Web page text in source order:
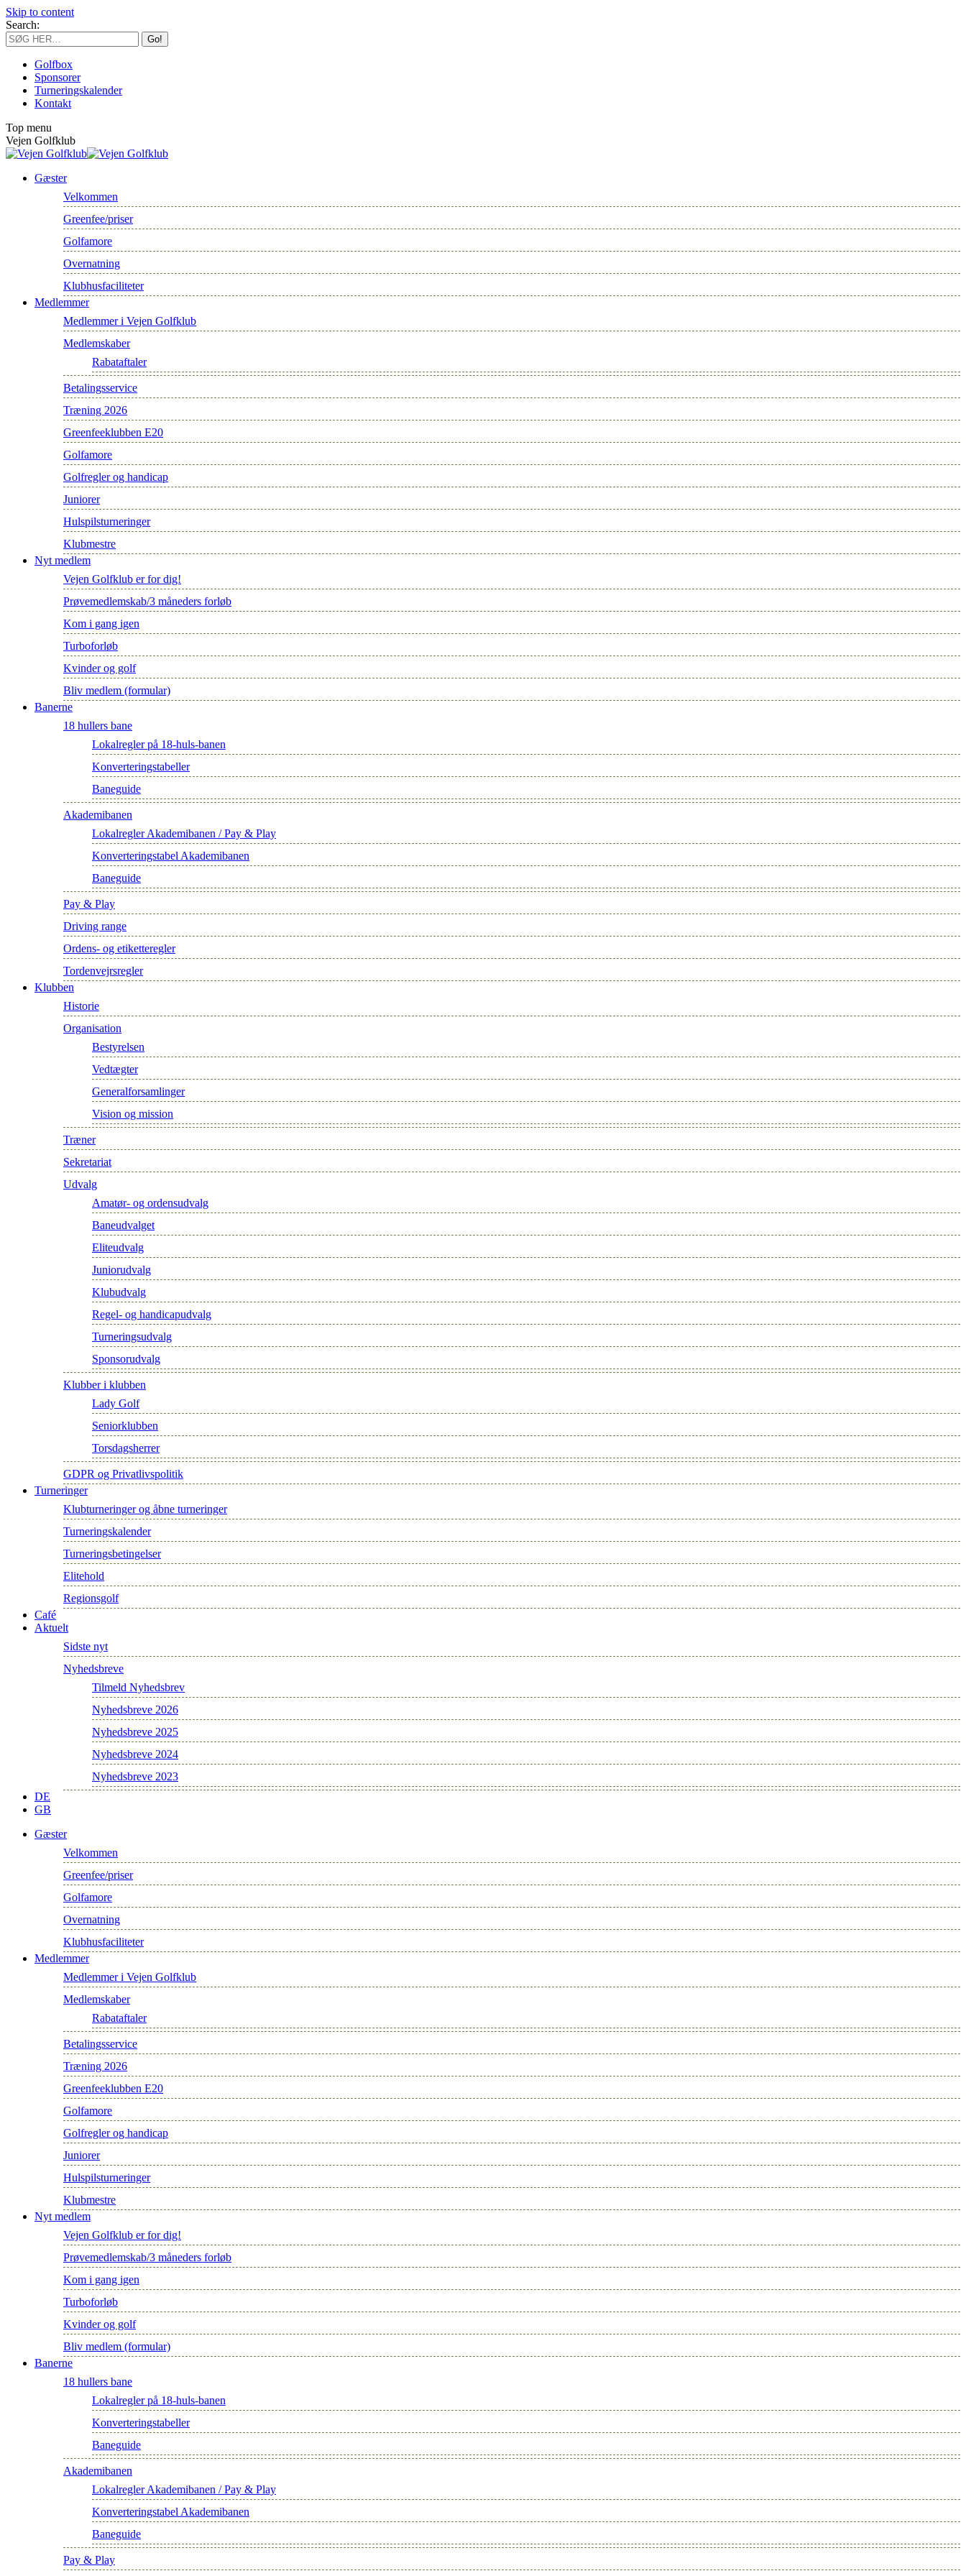
Skip to content
Search:
Golfbox
Sponsorer
Turneringskalender
Kontakt
Top menu
Vejen Golfklub
Gæster
Velkommen
Greenfee/priser
Golfamore
Overnatning
Klubhusfaciliteter
Medlemmer
Medlemmer i Vejen Golfklub
Medlemskaber
Rabataftaler
Betalingsservice
Træning 2026
Greenfeeklubben E20
Golfamore
Golfregler og handicap
Juniorer
Hulspilsturneringer
Klubmestre
Nyt medlem
Vejen Golfklub er for dig!
Prøvemedlemskab/3 måneders forløb
Kom i gang igen
Turboforløb
Kvinder og golf
Bliv medlem (formular)
Banerne
18 hullers bane
Lokalregler på 18-huls-banen
Konverteringstabeller
Baneguide
Akademibanen
Lokalregler Akademibanen / Pay & Play
Konverteringstabel Akademibanen
Baneguide
Pay & Play
Driving range
Ordens- og etiketteregler
Tordenvejrsregler
Klubben
Historie
Organisation
Bestyrelsen
Vedtægter
Generalforsamlinger
Vision og mission
Træner
Sekretariat
Udvalg
Amatør- og ordensudvalg
Baneudvalget
Eliteudvalg
Juniorudvalg
Klubudvalg
Regel- og handicapudvalg
Turneringsudvalg
Sponsorudvalg
Klubber i klubben
Lady Golf
Seniorklubben
Torsdagsherrer
GDPR og Privatlivspolitik
Turneringer
Klubturneringer og åbne turneringer
Turneringskalender
Turneringsbetingelser
Elitehold
Regionsgolf
Café
Aktuelt
Sidste nyt
Nyhedsbreve
Tilmeld Nyhedsbrev
Nyhedsbreve 2026
Nyhedsbreve 2025
Nyhedsbreve 2024
Nyhedsbreve 2023
DE
GB
Gæster
Velkommen
Greenfee/priser
Golfamore
Overnatning
Klubhusfaciliteter
Medlemmer
Medlemmer i Vejen Golfklub
Medlemskaber
Rabataftaler
Betalingsservice
Træning 2026
Greenfeeklubben E20
Golfamore
Golfregler og handicap
Juniorer
Hulspilsturneringer
Klubmestre
Nyt medlem
Vejen Golfklub er for dig!
Prøvemedlemskab/3 måneders forløb
Kom i gang igen
Turboforløb
Kvinder og golf
Bliv medlem (formular)
Banerne
18 hullers bane
Lokalregler på 18-huls-banen
Konverteringstabeller
Baneguide
Akademibanen
Lokalregler Akademibanen / Pay & Play
Konverteringstabel Akademibanen
Baneguide
Pay & Play